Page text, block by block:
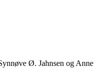
Ø. Jahnsen og Anne